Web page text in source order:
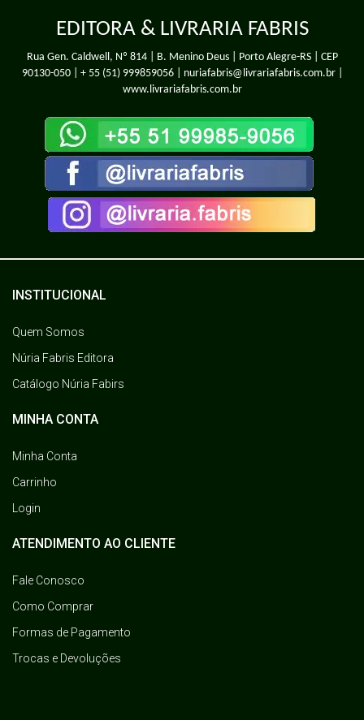
EDITORA & LIVRARIA FABRIS
Rua Gen. Caldwell, Nº 814 | B. Menino Deus | Porto Alegre-RS | CEP
90130-050 | + 55 (51) 999859056| nuriafabris@livrariafabris.com.br |
www.livrariafabris.com.br
INSTITUCIONAL
Quem Somos
Núria Fabris Editora
Catálogo Núria Fabirs
MINHA CONTA
Minha Conta
Carrinho
Login
ATENDIMENTO AO CLIENTE
Fale Conosco
Como Comprar
Formas de Pagamento
Trocas e Devoluções